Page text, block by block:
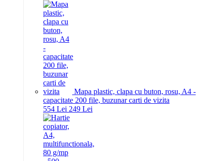
Mapa plastic, clapa cu buton, rosu, A4 -
capacitate 200 file, buzunar carti de vizita
554 Lei 249 Lei